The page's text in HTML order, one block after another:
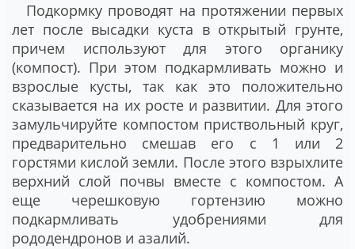
Подкормку проводят на протяжении первых
лет после высадки куста в открытый грунте,
причем используют для этого органику
(компост). При этом подкармливать можно и
взрослые кусты, так как это положительно
сказывается на их росте и развитии. Для этого
замульчируйте компостом приствольный круг,
предварительно смешав его с 1 или 2
горстями кислой земли. После этого взрыхлите
верхний слой почвы вместе с компостом. А
еще черешковую гортензию можно
подкармливать удобрениями для
рододендронов и азалий.